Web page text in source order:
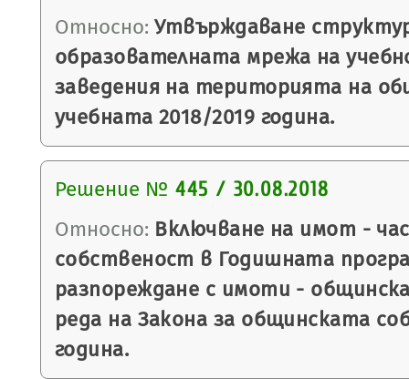
Относно: Утвърждаване
образователната мрежа на
заведения на територията на
учебната 2018/2019 година.
Решение № 445 / 30.08.2018
Относно: Включване на имот -
собственост в Годишната
разпореждане с имоти -
реда на Закона за общинската
година.